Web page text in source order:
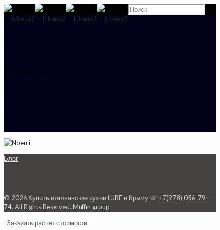
noemi-32
Блог
© 2026 Купить итальянские кухни LUBE в Крыму ☏+7(978) 056-79-
74. All Rights Reserved. Muffin group
Заказать расчет стоимости